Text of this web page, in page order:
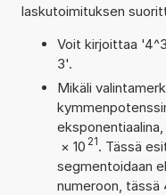
laskutoimituksen
Voit kirjoittaa
3'.
Mikäli
× 10 21. Tässä
segmentoidaan
numeroon, tässä